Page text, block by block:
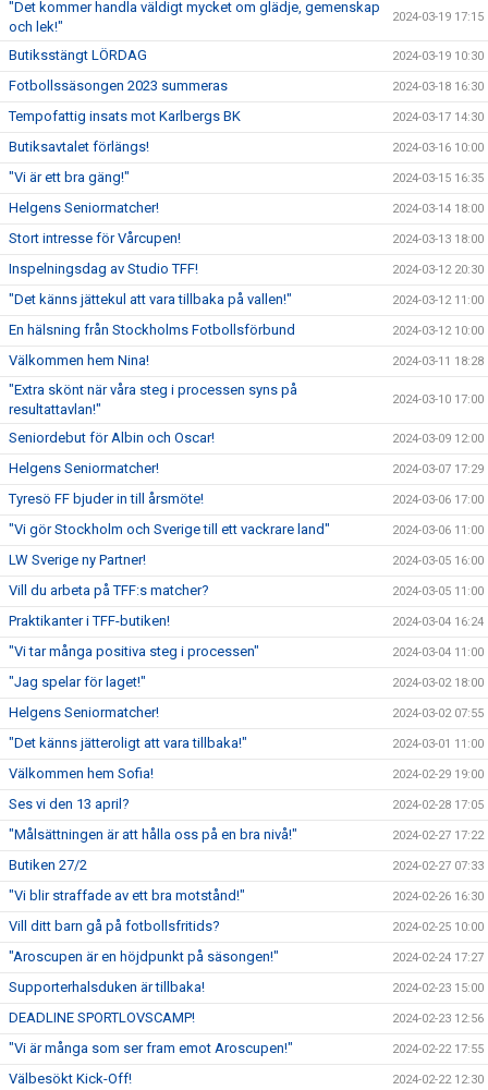
"Det kommer handla väldigt mycket om glädje, gemenskap
och lek!"
2024-03-19 17:15
Butiksstängt LÖRDAG 2024-03-19 10:30
Fotbollssäsongen 2023 summeras 2024-03-18 16:30
Tempofattig insats mot Karlbergs BK 2024-03-17 14:30
Butiksavtalet förlängs! 2024-03-16 10:00
"Vi är ett bra gäng!" 2024-03-15 16:35
Helgens Seniormatcher! 2024-03-14 18:00
Stort intresse för Vårcupen! 2024-03-13 18:00
Inspelningsdag av Studio TFF! 2024-03-12 20:30
"Det känns jättekul att vara tillbaka på vallen!" 2024-03-12 11:00
En hälsning från Stockholms Fotbollsförbund 2024-03-12 10:00
Välkommen hem Nina! 2024-03-11 18:28
"Extra skönt när våra steg i processen syns på
resultattavlan!"
2024-03-10 17:00
Seniordebut för Albin och Oscar! 2024-03-09 12:00
Helgens Seniormatcher! 2024-03-07 17:29
Tyresö FF bjuder in till årsmöte! 2024-03-06 17:00
"Vi gör Stockholm och Sverige till ett vackrare land" 2024-03-06 11:00
LW Sverige ny Partner! 2024-03-05 16:00
Vill du arbeta på TFF:s matcher? 2024-03-05 11:00
Praktikanter i TFF-butiken! 2024-03-04 16:24
"Vi tar många positiva steg i processen" 2024-03-04 11:00
"Jag spelar för laget!" 2024-03-02 18:00
Helgens Seniormatcher! 2024-03-02 07:55
"Det känns jätteroligt att vara tillbaka!" 2024-03-01 11:00
Välkommen hem Sofia! 2024-02-29 19:00
Ses vi den 13 april? 2024-02-28 17:05
"Målsättningen är att hålla oss på en bra nivå!" 2024-02-27 17:22
Butiken 27/2 2024-02-27 07:33
"Vi blir straffade av ett bra motstånd!" 2024-02-26 16:30
Vill ditt barn gå på fotbollsfritids? 2024-02-25 10:00
"Aroscupen är en höjdpunkt på säsongen!" 2024-02-24 17:27
Supporterhalsduken är tillbaka! 2024-02-23 15:00
DEADLINE SPORTLOVSCAMP! 2024-02-23 12:56
"Vi är många som ser fram emot Aroscupen!" 2024-02-22 17:55
Välbesökt Kick-Off! 2024-02-22 12:30